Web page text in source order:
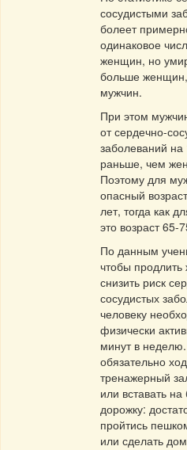
сосудистыми
болеет
одинаковое
женщин, но
больше
мужчин.
При этом
от сердечно-
заболеваний на
раньше, чем
Поэтому для
опасный
лет, тогда как
это возраст 65-
По данным
чтобы продлить
снизить риск
сосудистых
человеку
физически
минут в
обязательно
тренажерный
или вставать на
дорожку:
пройтись
или сделать